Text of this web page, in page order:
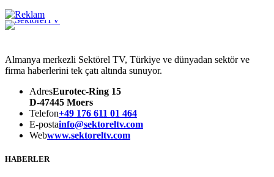
Almanya merkezli Sektörel TV, Türkiye ve dünyadan sektör ve
firma haberlerini tek çatı altında sunuyor.
AdresEurotec-Ring 15
D-47445 Moers
Telefon+49 176 611 01 464
E-postainfo@sektoreltv.com
Webwww.sektoreltv.com
HABERLER